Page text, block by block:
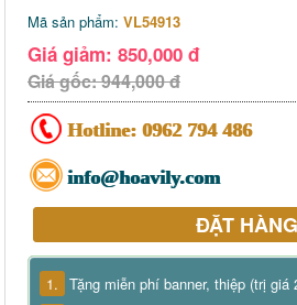
Mã sản phẩm: VL54913
Giá giảm: 850,000 đ
Giá gốc: 944,000 đ
Hotline: 0962 794 486
info@hoavily.com
ĐẶT HÀNG
1. Tặng miễn phí banner, thiệp (trị giá